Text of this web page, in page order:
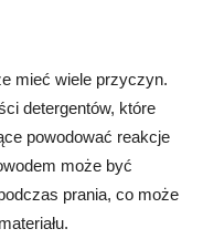
mieć wiele przyczyn.
detergentów, które
powodować reakcje
może być
prania, co może